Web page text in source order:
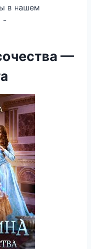
в нашем
-
—